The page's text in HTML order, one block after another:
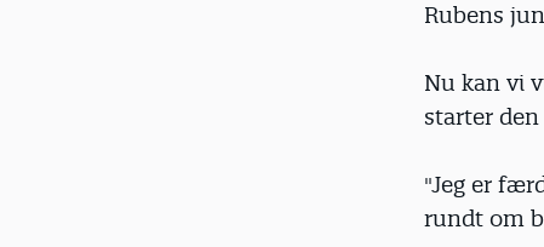
Rubens
Nu kan vi
starter
"Jeg er
rundt om